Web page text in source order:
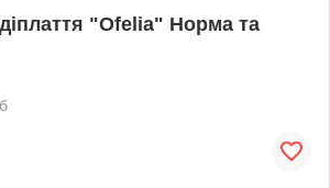
"Ofelia" Норма та